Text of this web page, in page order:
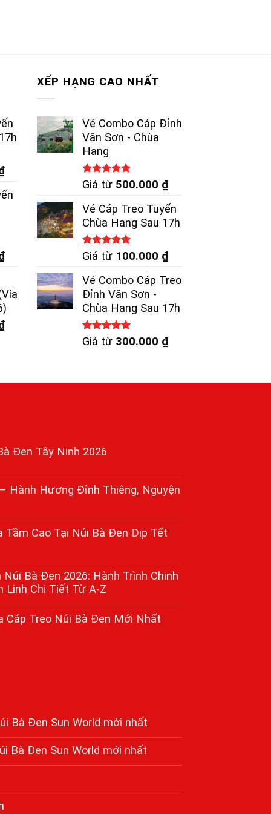
XẾP HẠNG CAO NHẤT
Vé Combo Cáp Đỉnh
Vân Sơn - Chùa
Hang
Được xếp
Giá từ 500.000 ₫
Vé Cáp Treo Tuyến
Chùa Hang Sau 17h
Được xếp
Giá từ 100.000 ₫
Vé Combo Cáp Treo
Đỉnh Vân Sơn -
Chùa Hang Sau 17h
Được xếp
Giá từ 300.000 ₫
Đen Tây Ninh 2026
Hành Hương Đỉnh Thiêng, Nguyện
Tầm Cao Tại Núi Bà Đen Dịp Tết
Bà Đen 2026: Hành Trình Chinh
Linh Chi Tiết Từ A-Z
Cáp Treo Núi Bà Đen Mới Nhất
Bà Đen Sun World mới nhất
Bà Đen Sun World mới nhất